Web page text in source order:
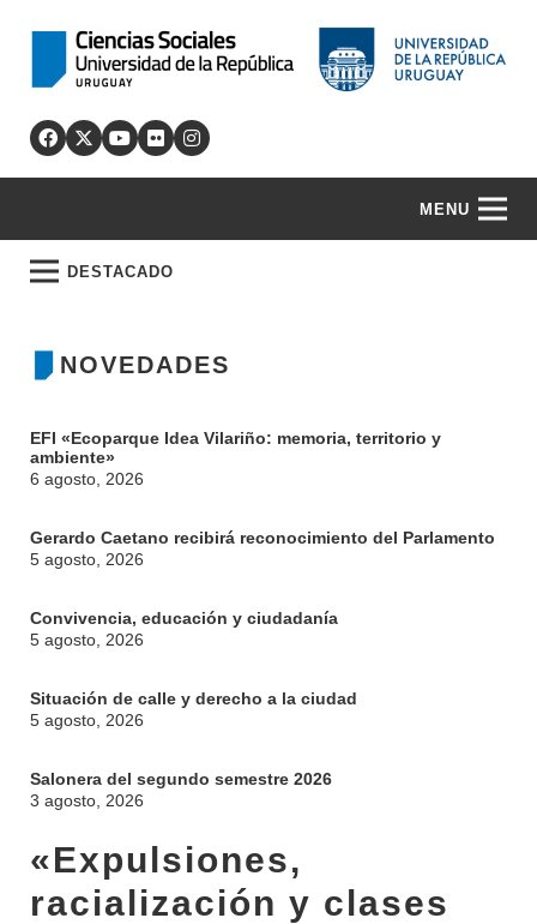
MENU
DESTACADO
NOVEDADES
EFI «Ecoparque Idea Vilariño: memoria, territorio y
ambiente»
6 agosto, 2026
Gerardo Caetano recibirá reconocimiento del Parlamento
5 agosto, 2026
Convivencia, educación y ciudadanía
5 agosto, 2026
Situación de calle y derecho a la ciudad
5 agosto, 2026
Salonera del segundo semestre 2026
3 agosto, 2026
«Expulsiones,
racialización y clases